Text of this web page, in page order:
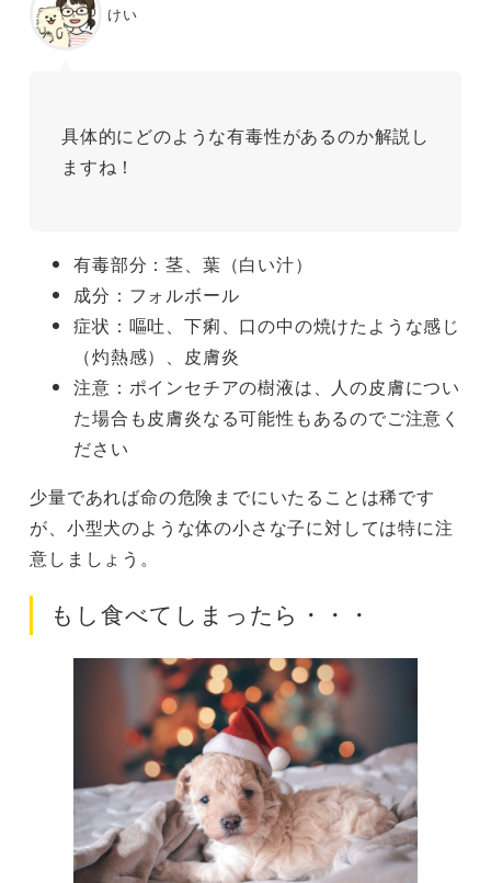
けい
具体的にどのような有毒性があるのか解説し
ますね！
有毒部分：茎、葉（白い汁）
成分：フォルボール
症状：嘔吐、下痢、口の中の焼けたような感じ
（灼熱感）、皮膚炎
注意：ポインセチアの樹液は、人の皮膚につい
た場合も皮膚炎なる可能性もあるのでご注意く
ださい
少量であれば命の危険までにいたることは稀です
が、小型犬のような体の小さな子に対しては特に注
意しましょう。
もし食べてしまったら・・・